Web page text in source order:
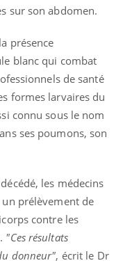
sur son abdomen.
présence
blanc qui combat
de santé
formes larvaires du
connu sous le nom
ses poumons, son
les médecins
un prélèvement de
contre les
"Ces résultats
donneur", écrit le Dr